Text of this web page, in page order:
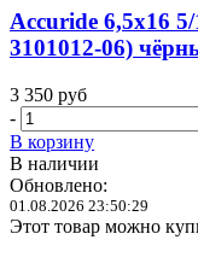
Accuride 6,5x16
3101012-06)
3 350 руб
-
В корзину
В наличии
Обновлено:
01.08.2026 23:50:29
Этот товар можно